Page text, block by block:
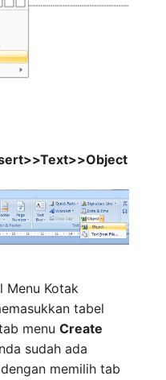
Menu Kotak
tabel
menu Create
sudah ada
memilih tab